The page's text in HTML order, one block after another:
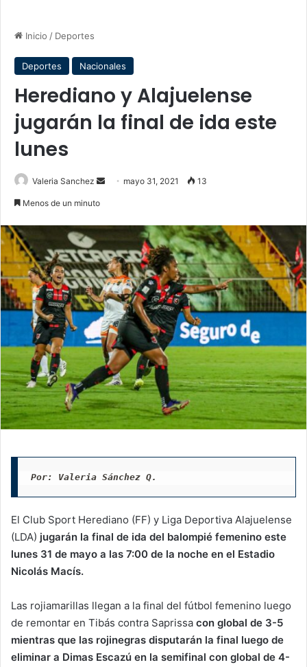
Inicio / Deportes
Deportes Nacionales
Herediano y Alajuelense
jugarán la final de ida este
lunes
Valeria Sanchez
Send mayo 31, 2021 13
Menos de un minuto
Por: Valeria Sánchez Q.
El Club Sport Herediano (FF) y Liga Deportiva Alajuelense
(LDA) jugarán la final de ida del balompié femenino este
lunes 31 de mayo a las 7:00 de la noche en el Estadio
Nicolás Macís.
Las rojiamarillas llegan a la final del fútbol femenino luego
de remontar en Tibás contra Saprissa con global de 3-5
mientras que las rojinegras disputarán la final luego de
eliminar a Dimas Escazú en la semifinal con global de 4-